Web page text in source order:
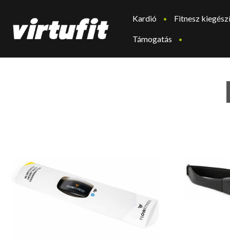
Kardió Fitnesz
Támogatás